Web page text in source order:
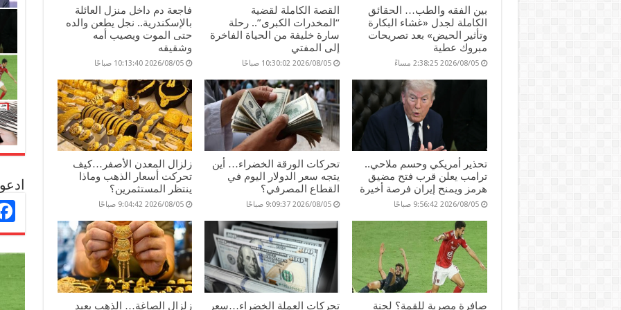
بين الفقه والطب… الحقائق
الكاملة لجدل «غشاء البكارة
وتأثير الحيض» بعد تصريحات
مبروك عطية
2026/08/05 2:38:25 مساءً
القصة الكاملة لقضية
“المخدرات الكبرى”.. رحلة
سارة خليفة من الحياة الفاخرة
إلى المفتي
2026/08/05 10:30:02 صباحًا
فاجعة دم داخل منزل العائلة
بالإسكندرية.. نجل يطعن والده
حتى الموت ويصيب أمه
وشقيقه
2026/08/05 10:13:40 صباحًا
تحذير أمريكي وحسم ملاحي..
ترامب يعلن قرب فتح مضيق
هرمز ويمنح إيران فرصة أخيرة
2026/08/05 9:56:42 صباحًا
تحركات الورقة الخضراء… أين
يتجه سعر الدولار اليوم في
القطاع المصرفي؟
2026/08/05 9:09:37 صباحًا
زلزال المعدن الأصفر…كيف
تحركت أسعار الذهب وماذا
ينتظر المستثمرين؟
2026/08/05 9:04:42 صباحًا
صافرة مصرية للقمة؟ لجنة تحركات العملة الخضراء…سعر زلزال الصاغة… الذهب يعيد